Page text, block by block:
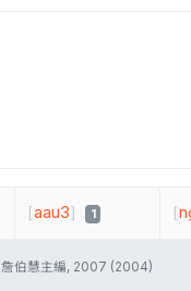
[aau3] 1 [
詹伯慧主編, 2007 (2004)